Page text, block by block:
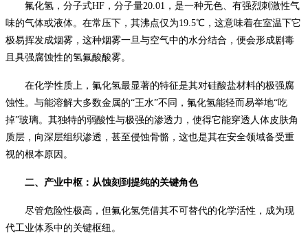
氟化氢，分子式HF，分子量20.01，是一种无色、有强烈刺激性气
味的气体或液体。在常压下，其沸点仅为19.5℃，这意味着在室温下它
极易挥发成烟雾，这种烟雾一旦与空气中的水分结合，便会形成剧毒
且具强腐蚀性的氢氟酸酸雾。
在化学性质上，氟化氢最显著的特征是其对硅酸盐材料的极强腐
蚀性。与能溶解大多数金属的“王水”不同，氟化氢能轻而易举地“吃
掉”玻璃。其独特的弱酸性与极强的渗透力，使得它能穿透人体皮肤角
质层，向深层组织渗透，甚至侵蚀骨骼，这也是其在安全领域备受重
视的根本原因。
二、产业中枢：从蚀刻到提纯的关键角色
尽管危险性极高，但氟化氢凭借其不可替代的化学活性，成为现
代工业体系中的关键枢纽。